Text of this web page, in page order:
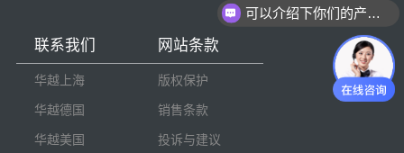
联系我们
华越上海
华越德国
华越美国
网站条款
版权保护
销售条款
投诉与建议
可以介绍下你们的产品么